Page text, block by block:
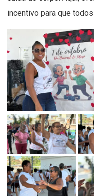
incentivo para que